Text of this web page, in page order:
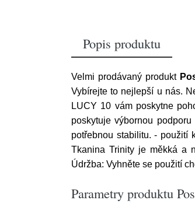
Popis produktu
Velmi prodávaný produkt
Vybírejte to nejlepší u nás.
LUCY 10 vám poskytne
poskytuje výbornou
potřebnou stabilitu. - použití
Tkanina Trinity je měkká a
Údržba: Vyhněte se použití
Parametry produktu